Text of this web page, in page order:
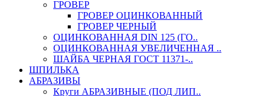
ГРОВЕР
ГРОВЕР ОЦИНКОВАННЫЙ
ГРОВЕР ЧЕРНЫЙ
ОЦИНКОВАННАЯ DIN 125 (ГО..
ОЦИНКОВАННАЯ УВЕЛИЧЕННАЯ ..
ШАЙБА ЧЕРНАЯ ГОСТ 11371-..
ШПИЛЬКА
АБРАЗИВЫ
Круги АБРАЗИВНЫЕ (ПОД ЛИП..